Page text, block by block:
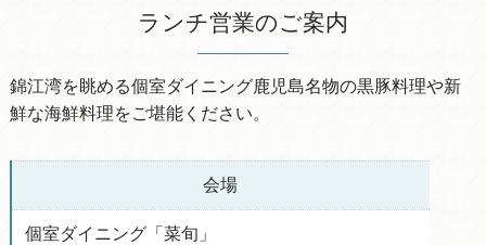
ランチ営業のご案内
錦江湾を眺める個室ダイニング鹿児島名物の黒豚料理や新
鮮な海鮮料理をご堪能ください。
会場
個室ダイニング「菜旬」